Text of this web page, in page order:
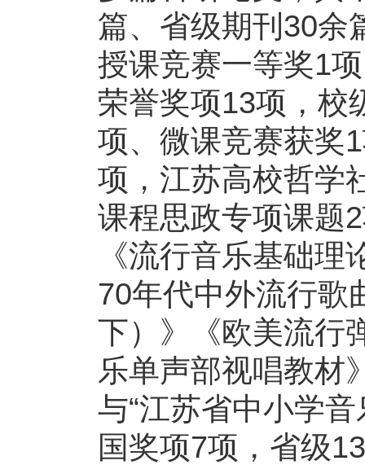
篇、省级期刊30余
授课竞赛一等奖1
荣誉奖项13项，校
项、微课竞赛获奖
项，江苏高校哲学
课程思政专项课题
《流行音乐基础
70年代中外流行歌
下）》《欧美流行
乐单声部视唱教材
与“江苏省中小学
国奖项7项，省级